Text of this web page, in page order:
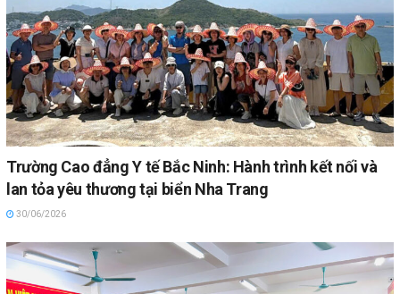
Trường Cao đẳng Y tế Bắc Ninh: Hành trình kết nối và
lan tỏa yêu thương tại biển Nha Trang
30/06/2026